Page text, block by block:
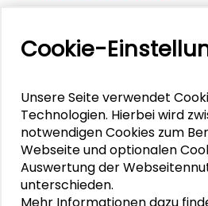
Joachim-Felix Leonhard
Dirk Metz
Torsten A. Sälinger
Torsten Schäfer
Karin Wolff
Cookie-
Unsere Seite verwendet
Technologien. Hierbei wird
notwendigen Cookies zum
Webseite und optionalen
Auswertung der
unterschieden.